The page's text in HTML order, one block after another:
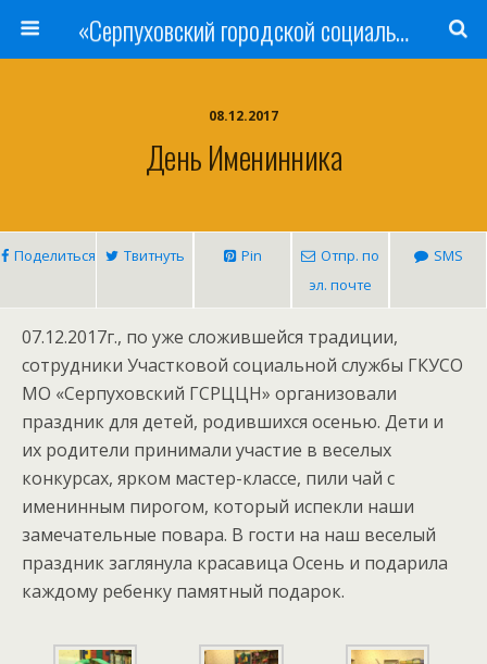
«Серпуховский городской социально-реабилитационный Центр для несовершеннолетних»
08.12.2017
День Именинника
Поделиться Твитнуть Pin
Отпр. по
эл. почте
SMS
07.12.2017г., по уже сложившейся традиции,
сотрудники Участковой социальной службы ГКУСО
МО «Серпуховский ГСРЦЦН» организовали
праздник для детей, родившихся осенью. Дети и
их родители принимали участие в веселых
конкурсах, ярком мастер-классе, пили чай с
именинным пирогом, который испекли наши
замечательные повара. В гости на наш веселый
праздник заглянула красавица Осень и подарила
каждому ребенку памятный подарок.